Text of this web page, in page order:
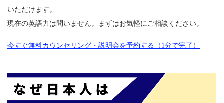
いただけます。
現在の英語力は問いません。まずはお気軽にご相談ください。
今すぐ無料カウンセリング・説明会を予約する（1分で完了）